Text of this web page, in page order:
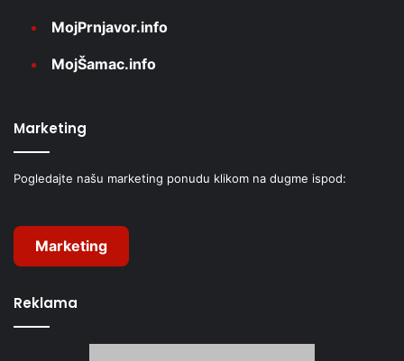
MojPrnjavor.info
MojŠamac.info
Marketing
Pogledajte našu marketing ponudu klikom na dugme ispod:
Marketing
Reklama